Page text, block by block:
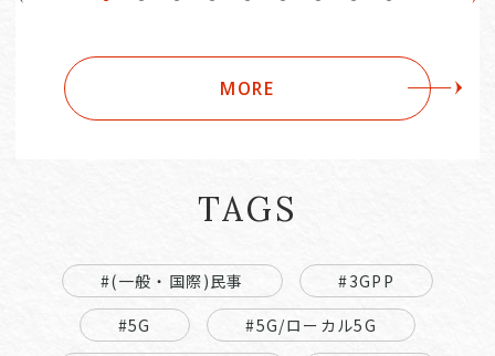
MORE
TAGS
#(一般・国際)民事
#3GPP
#5G
#5G/ローカル5G